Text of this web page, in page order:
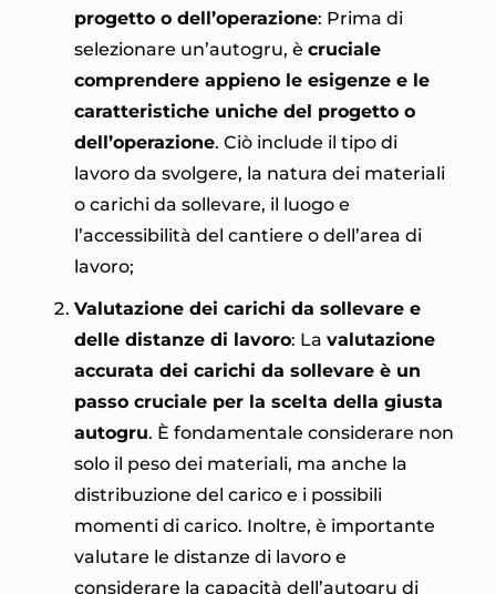
progetto o dell’operazione: Prima di
selezionare un’autogru, è cruciale
comprendere appieno le esigenze e le
caratteristiche uniche del progetto o
dell’operazione. Ciò include il tipo di
lavoro da svolgere, la natura dei materiali
o carichi da sollevare, il luogo e
l’accessibilità del cantiere o dell’area di
lavoro;
Valutazione dei carichi da sollevare e
delle distanze di lavoro: La valutazione
accurata dei carichi da sollevare è un
passo cruciale per la scelta della giusta
autogru. È fondamentale considerare non
solo il peso dei materiali, ma anche la
distribuzione del carico e i possibili
momenti di carico. Inoltre, è importante
valutare le distanze di lavoro e
considerare la capacità dell’autogru di